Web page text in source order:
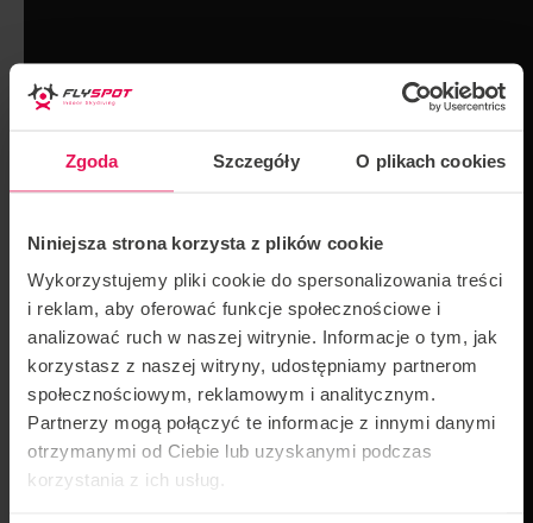
Zgoda Szczegóły O plikach cookies
Niniejsza strona korzysta z plików cookie
Wykorzystujemy pliki cookie do spersonalizowania treści
i reklam, aby oferować funkcje społecznościowe i
analizować ruch w naszej witrynie. Informacje o tym, jak
korzystasz z naszej witryny, udostępniamy partnerom
społecznościowym, reklamowym i analitycznym.
Partnerzy mogą połączyć te informacje z innymi danymi
otrzymanymi od Ciebie lub uzyskanymi podczas
korzystania z ich usług.